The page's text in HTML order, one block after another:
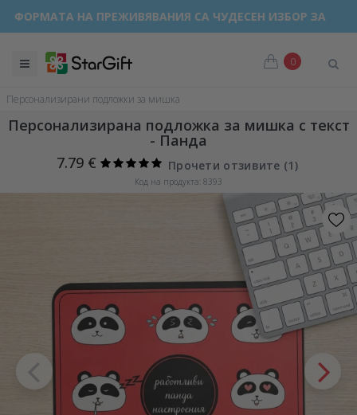
НА ПРЕЖИВЯВАНИЯ СА ЧУДЕСЕН ИЗБОР ЗА ВСЕКИ
0
Персонализирани подложки за мишка
Персонализирана подложка за мишка с текст
- Панда
7.79 €
Прочети отзивите (1)
Код на продукта: 8393